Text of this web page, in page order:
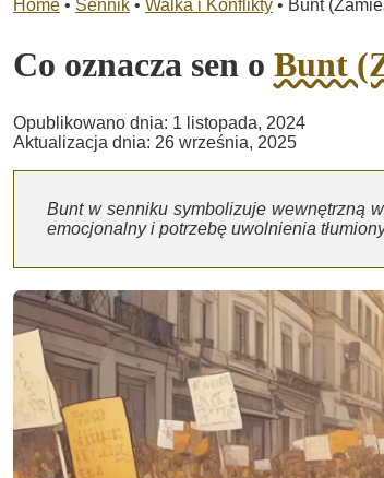
Home • Sennik • Walka i Konflikty • Bunt
Co oznacza sen o Bunt
Opublikowano dnia: 1 listopada, 2024
Aktualizacja dnia: 26 września, 2025
Bunt w senniku symbolizuje wewnętrzną
emocjonalny i potrzebę uwolnienia